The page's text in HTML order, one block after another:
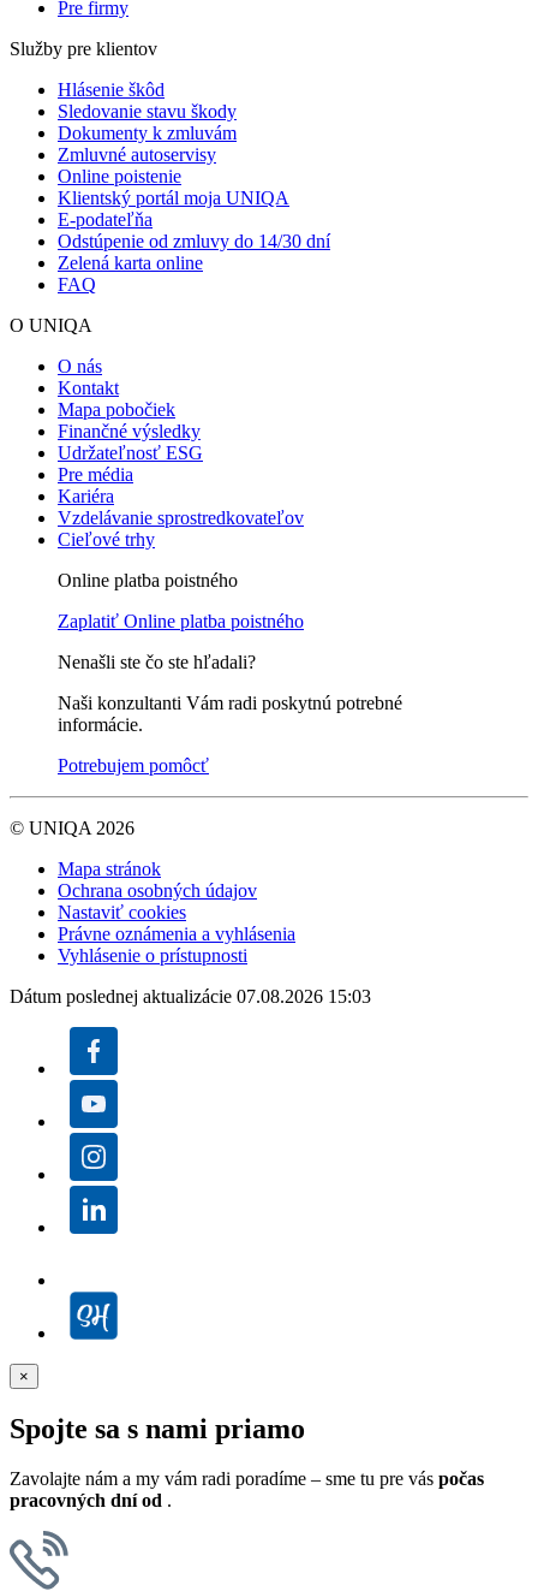
Pre firmy
Služby pre klientov
Hlásenie škôd
Sledovanie stavu škody
Dokumenty k zmluvám
Zmluvné autoservisy
Online poistenie
Klientský portál moja UNIQA
E-podateľňa
Odstúpenie od zmluvy do 14/30 dní
Zelená karta online
FAQ
O UNIQA
O nás
Kontakt
Mapa pobočiek
Finančné výsledky
Udržateľnosť ESG
Pre média
Kariéra
Vzdelávanie sprostredkovateľov
Cieľové trhy
Online platba poistného
Zaplatiť Online platba poistného
Nenašli ste čo ste hľadali?
Naši konzultanti Vám radi poskytnú potrebné
informácie.
Potrebujem pomôcť
© UNIQA 2026
Mapa stránok
Ochrana osobných údajov
Nastaviť cookies
Právne oznámenia a vyhlásenia
Vyhlásenie o prístupnosti
Dátum poslednej aktualizácie 07.08.2026 15:03
×
Spojte sa s nami priamo
Zavolajte nám a my vám radi poradíme – sme tu pre vás počas
pracovných dní od .